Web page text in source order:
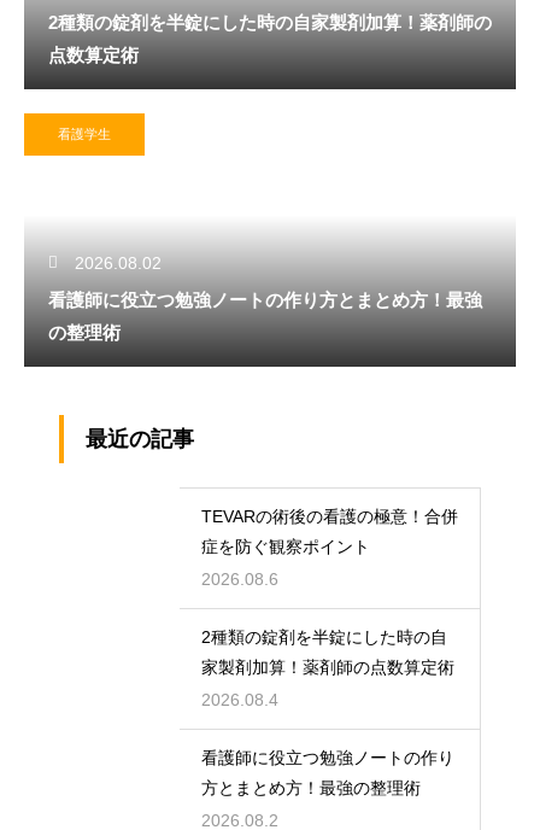
2種類の錠剤を半錠にした時の自家製剤加算！薬剤師の
点数算定術
看護学生
2026.08.02
看護師に役立つ勉強ノートの作り方とまとめ方！最強
の整理術
最近の記事
TEVARの術後の看護の極意！合併
症を防ぐ観察ポイント
2026.08.6
2種類の錠剤を半錠にした時の自
家製剤加算！薬剤師の点数算定術
2026.08.4
看護師に役立つ勉強ノートの作り
方とまとめ方！最強の整理術
2026.08.2